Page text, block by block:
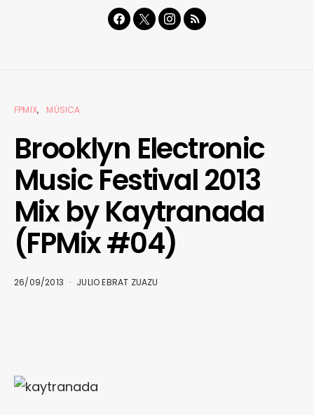
FPMIX MÚSICA
Brooklyn Electronic
Music Festival 2013
Mix by Kaytranada
(FPMix #04)
26/09/2013 JULIO EBRAT ZUAZU